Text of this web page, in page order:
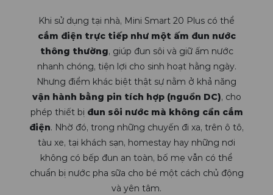
Khi sử dụng tại nhà, Mini Smart 20 Plus có thể
cắm điện trực tiếp như một ấm đun nước
thông thường, giúp đun sôi và giữ ấm nước
nhanh chóng, tiện lợi cho sinh hoạt hằng ngày.
Nhưng điểm khác biệt thật sự nằm ở khả năng
vận hành bằng pin tích hợp (nguồn DC), cho
phép thiết bị đun sôi nước mà không cần cắm
điện. Nhờ đó, trong những chuyến đi xa, trên ô tô,
tàu xe, tại khách sạn, homestay hay những nơi
không có bếp đun an toàn, bố mẹ vẫn có thể
chuẩn bị nước pha sữa cho bé một cách chủ động
và yên tâm.